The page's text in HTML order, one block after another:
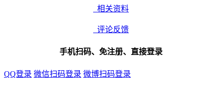
相关资料
评论反馈
手机扫码、免注册、直接登录
QQ登录 微信扫码登录 微博扫码登录